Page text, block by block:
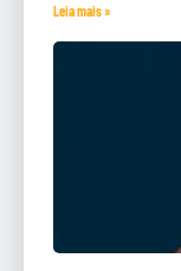
Leia mais »